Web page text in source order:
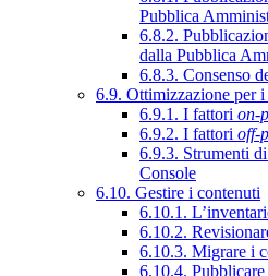
Pubblica
6.8.2.
dalla Pubblica
6.8.3. Consenso
6.9. Ottimizzazione per
6.9.1. I fattori on-
6.9.2. I fattori off-
6.9.3. Strumenti
Console
6.10. Gestire i contenuti
6.10.1.
6.10.2.
6.10.3. Migrare i
6.10.4.